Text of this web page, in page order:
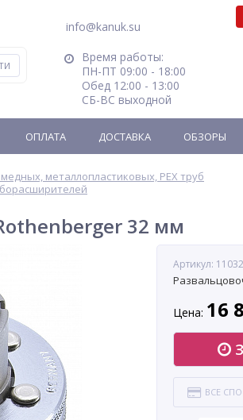
info@kanuk.su
Время работы:
ПН-ПТ 09:00 - 18:00
Обед 12:00 - 13:00
СБ-ВС выходной
ОПЛАТА ДОСТАВКА ОБЗОРЫ
металлопластиковых, PEX труб
32 мм
Артикул: 11032
Цена: 16
ВСЕ